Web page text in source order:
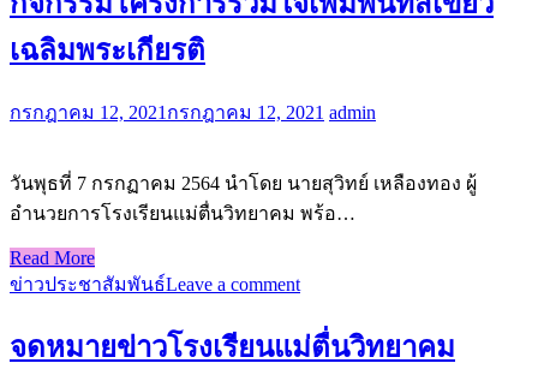
เฉลิมพระเกียรติ
กรกฎาคม 12, 2021 กรกฎาคม 12, 2021 admin
วันพุธที่ 7 กรกฏาคม 2564 นำโดย นายสุวิทย์ เหลืองทอง ผู้
อำนวยการโรงเรียนแม่ตื่นวิทยาคม พร้อ…
Read More
ข่าวประชาสัมพันธ์Leave a comment
จดหมายข่าวโรงเรียนแม่ตื่นวิทยาคม